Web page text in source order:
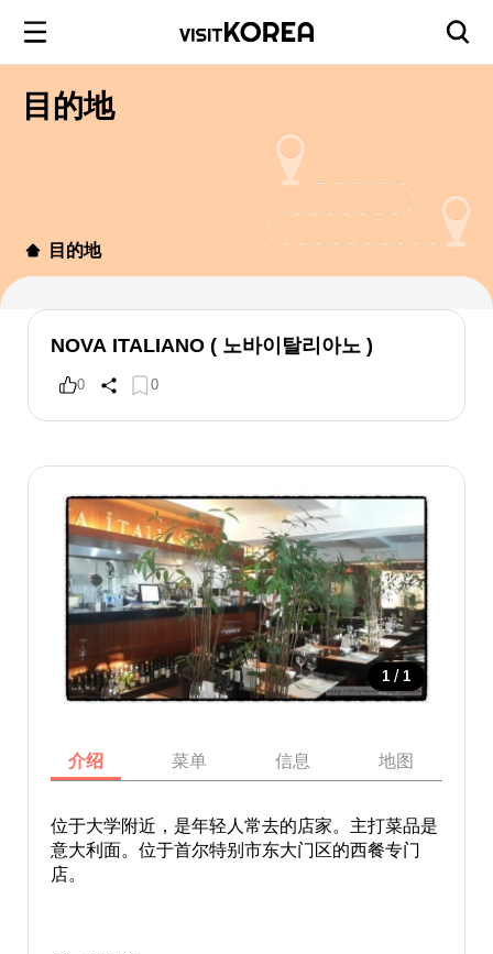
目的地
目的地
NOVA ITALIANO ( 노바이탈리아노 )
0 0
1 / 1
介绍 菜单 信息 地图
位于大学附近，是年轻人常去的店家。主打菜品是
意大利面。位于首尔特别市东大门区的西餐专门
店。